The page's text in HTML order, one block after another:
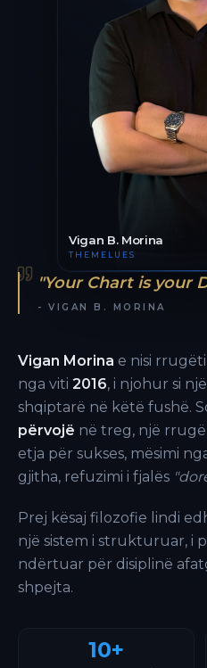
Vigan B. Morina
THEMELUES
"Your Chart is your
- VIGAN B. MORINA
Vigan Morina e nisi
nga viti 2016, i njohur si
shqiptarë në këtë fushë.
përvojë në treg, një
etja për sukses, mësimi
gjitha, refuzimi i fjalës
Prej kësaj filozofie lindi
një sistem i strukturuar, i
ndërtuar për disiplinë
shpejta.
10+